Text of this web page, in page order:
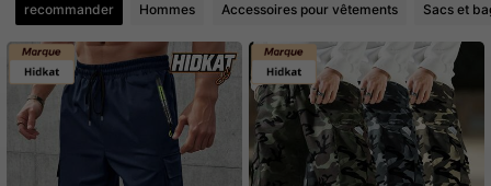
recommander Hommes Accessoires pour vêtements Sacs et